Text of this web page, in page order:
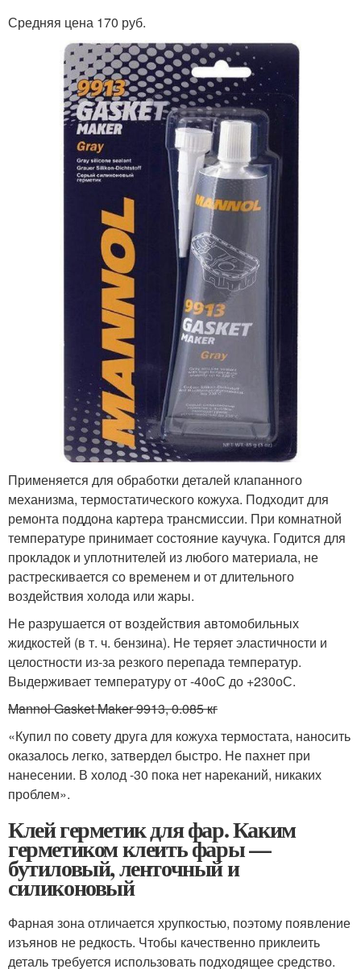
Средняя цена 170 руб.
Применяется для обработки деталей клапанного
механизма, термостатического кожуха. Подходит для
ремонта поддона картера трансмиссии. При комнатной
температуре принимает состояние каучука. Годится для
прокладок и уплотнителей из любого материала, не
растрескивается со временем и от длительного
воздействия холода или жары.
Не разрушается от воздействия автомобильных
жидкостей (в т. ч. бензина). Не теряет эластичности и
целостности из-за резкого перепада температур.
Выдерживает температуру от -40оС до +230оС.
Mannol Gasket Maker 9913, 0.085 кг
«Купил по совету друга для кожуха термостата, наносить
оказалось легко, затвердел быстро. Не пахнет при
нанесении. В холод -30 пока нет нареканий, никаких
проблем».
Клей герметик для фар. Каким
герметиком клеить фары —
бутиловый, ленточный и
силиконовый
Фарная зона отличается хрупкостью, поэтому появление
изъянов не редкость. Чтобы качественно приклеить
деталь требуется использовать подходящее средство.